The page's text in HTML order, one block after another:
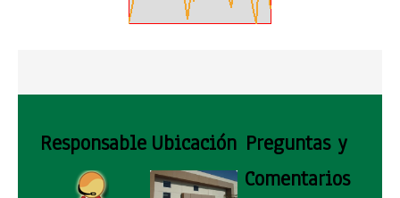
Responsable Ubicación Preguntas y
Comentarios